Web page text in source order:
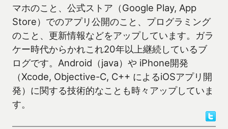
マホのこと、公式ストア（Google Play, App
Store）でのアプリ公開のこと、プログラミング
のこと、更新情報などをアップしています。ガラ
ケー時代からかれこれ20年以上継続しているブ
ログです。Android（java）や iPhone開発
（Xcode, Objective-C, C++ によるiOSアプリ開
発）に関する技術的なことも時々アップしていま
す。